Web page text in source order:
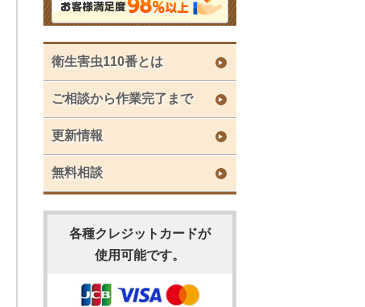
衛生害虫110番とは
ご相談から作業完了まで
更新情報
無料相談
各種クレジットカードが
使用可能です。